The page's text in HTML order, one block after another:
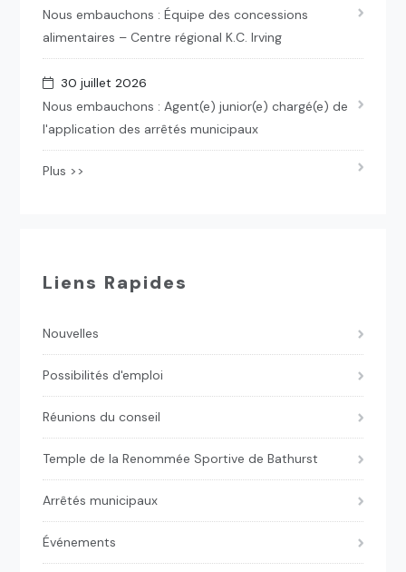
Nous embauchons : Équipe des concessions
alimentaires – Centre régional K.C. Irving
30 juillet 2026
Nous embauchons : Agent(e) junior(e) chargé(e) de
l'application des arrêtés municipaux
Plus >>
Liens Rapides
Nouvelles
Possibilités d'emploi
Réunions du conseil
Temple de la Renommée Sportive de Bathurst
Arrêtés municipaux
Événements